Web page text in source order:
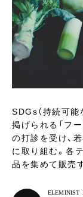
SDGs（持続可
掲げられる「フ
の打診を受け、
に取り組む。各
品を集めて販売
ELEMINIST